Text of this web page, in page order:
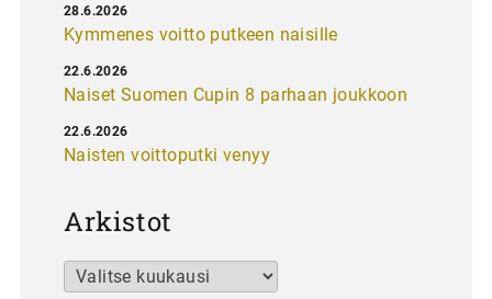
Kymmenes voitto putkeen naisille
28.6.2026
Naiset Suomen Cupin 8 parhaan joukkoon
22.6.2026
Naisten voittoputki venyy
22.6.2026
Arkistot
Arkistot